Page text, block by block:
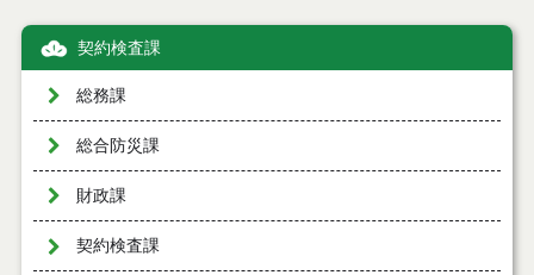
契約検査課
総務課
総合防災課
財政課
契約検査課